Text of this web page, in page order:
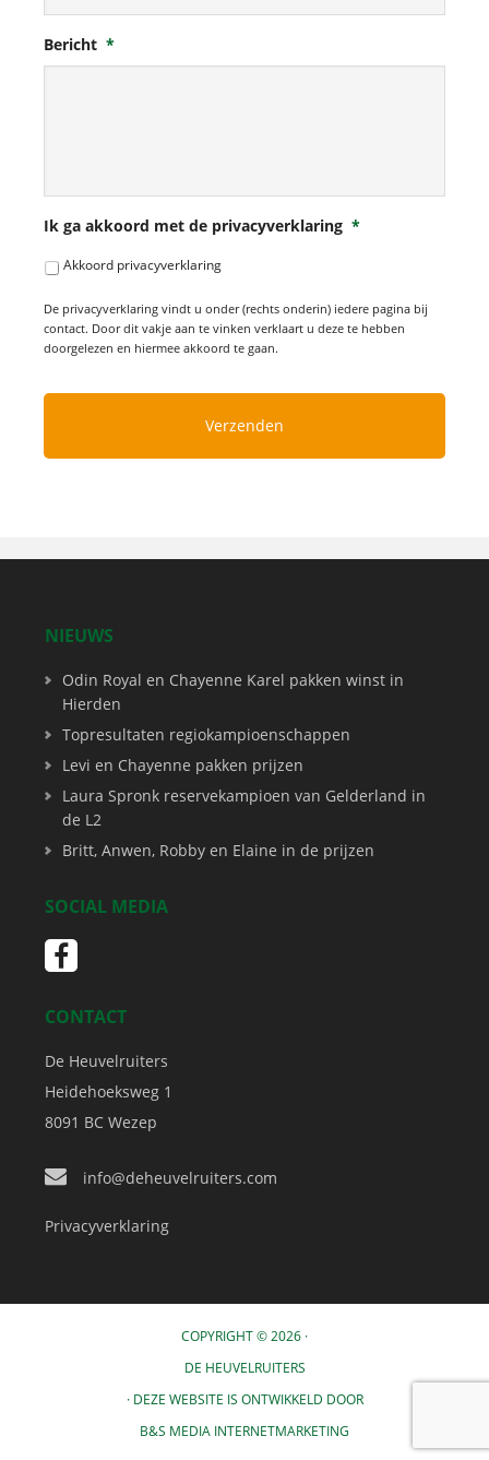
Bericht *
Ik ga akkoord met de privacyverklaring *
Akkoord privacyverklaring
De privacyverklaring vindt u onder (rechts onderin) iedere pagina bij
contact. Door dit vakje aan te vinken verklaart u deze te hebben
doorgelezen en hiermee akkoord te gaan.
NIEUWS
Odin Royal en Chayenne Karel pakken winst in
Hierden
Topresultaten regiokampioenschappen
Levi en Chayenne pakken prijzen
Laura Spronk reservekampioen van Gelderland in
de L2
Britt, Anwen, Robby en Elaine in de prijzen
SOCIAL MEDIA
CONTACT
De Heuvelruiters
Heidehoeksweg 1
8091 BC Wezep
info@deheuvelruiters.com
Privacyverklaring
COPYRIGHT © 2026 ·
DE HEUVELRUITERS
· DEZE WEBSITE IS ONTWIKKELD DOOR
B&S MEDIA INTERNETMARKETING